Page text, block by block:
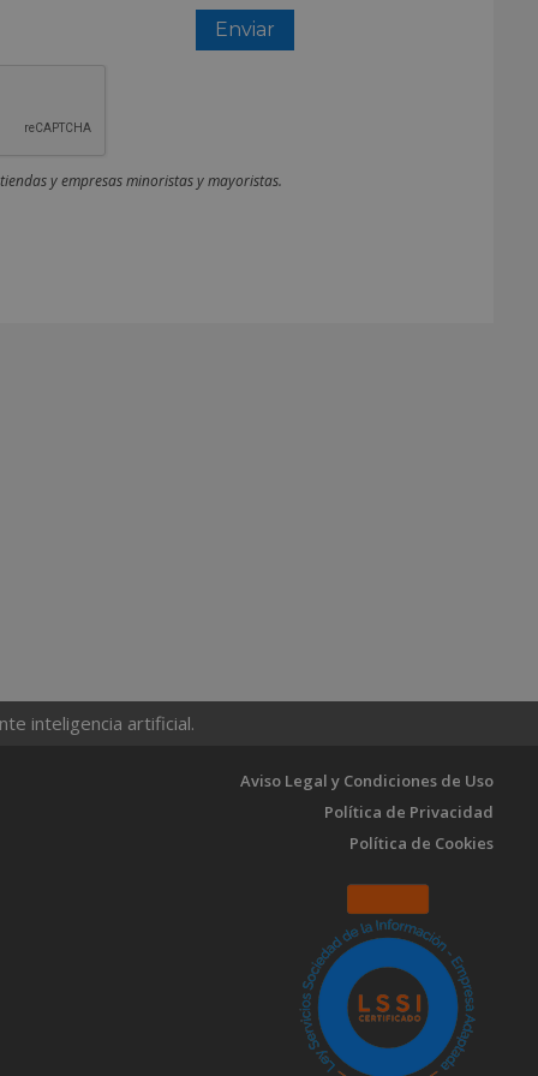
y empresas minoristas y mayoristas.
inteligencia artificial.
Aviso Legal y Condiciones de Uso
Política de Privacidad
Política de Cookies